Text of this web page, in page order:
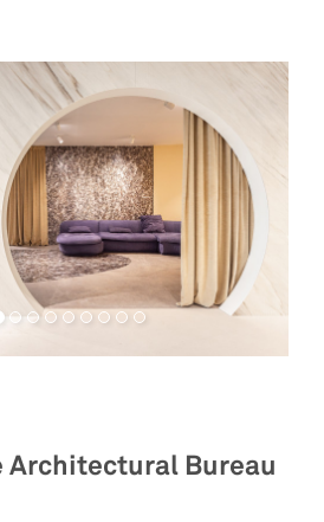
Architectural Bureau